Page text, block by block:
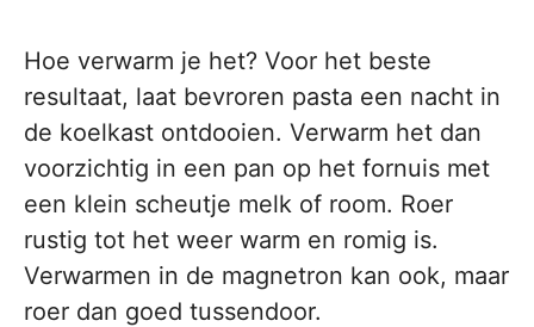
Hoe verwarm je het? Voor het beste
resultaat, laat bevroren pasta een nacht in
de koelkast ontdooien. Verwarm het dan
voorzichtig in een pan op het fornuis met
een klein scheutje melk of room. Roer
rustig tot het weer warm en romig is.
Verwarmen in de magnetron kan ook, maar
roer dan goed tussendoor.